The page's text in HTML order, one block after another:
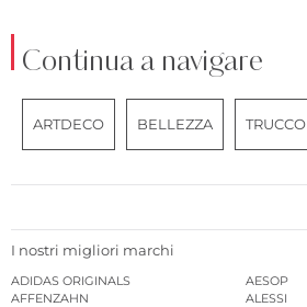
Continua a navigare
ARTDECO BELLEZZA TRUCCO
I nostri migliori marchi
ADIDAS ORIGINALS
AESOP
AFFENZAHN
ALESSI